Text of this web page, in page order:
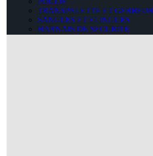
TRANSPALETTE ET GERBEUR
SANGLES ET ELINGUES
HARNAIS DE SECURITE